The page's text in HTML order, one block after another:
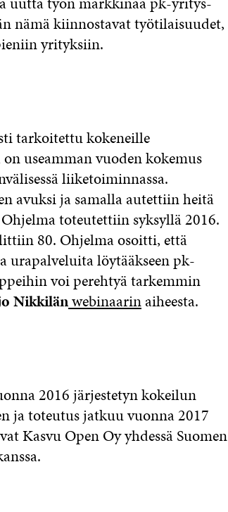
nämä kiinnostavat työtilaisuudet,
yrityksiin.
tarkoitettu kokeneille
useamman vuoden kokemus
liiketoiminnassa.
avuksi ja samalla autettiin heitä
toteutettiin syksyllä 2016.
80. Ohjelma osoitti, että
löytääkseen pk-
voi perehtyä tarkemmin
Nikkilänwebinaarinaiheesta.
2016 järjestetyn kokeilun
ja toteutus jatkuu vuonna 2017
Kasvu Open Oy yhdessä Suomen